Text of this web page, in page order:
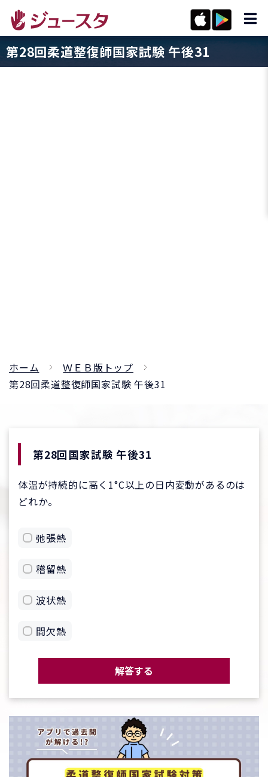
第28回柔道整復師国家試験 午後31
ホーム
ＷＥＢ版トップ
第28回柔道整復師国家試験 午後31
第28回国家試験 午後31
体温が持続的に高く1°C以上の日内変動があるのは
どれか。
弛張熱
稽留熱
波状熱
間欠熱
解答する